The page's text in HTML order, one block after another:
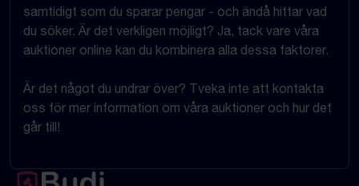
samtidigt som du sparar pengar - och ändå hittar vad
du söker. Är det verkligen möjligt? Ja, tack vare våra
auktioner online kan du kombinera alla dessa faktorer.
Är det något du undrar över? Tveka inte att kontakta
oss för mer information om våra auktioner och hur det
går till!